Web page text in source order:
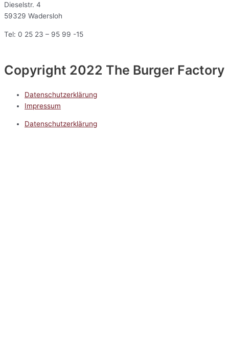
Dieselstr. 4
59329 Wadersloh
Tel: 0 25 23 – 95 99 -15
Copyright 2022 The Burger Factory
Datenschutzerklärung
Impressum
Datenschutzerklärung